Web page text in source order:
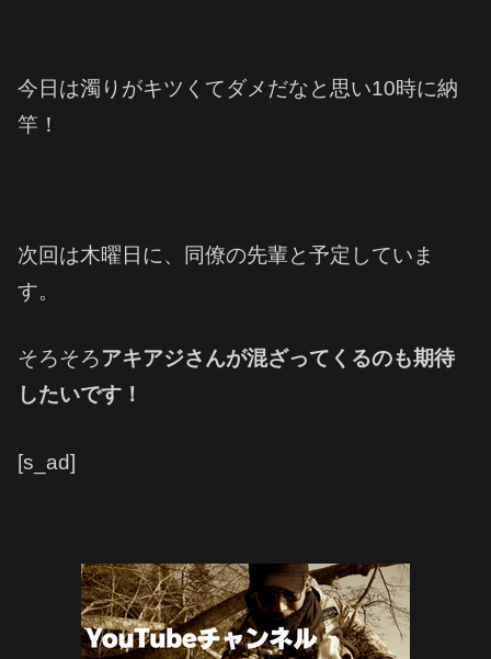
今日は濁りがキツくてダメだなと思い10時に納
竿！
次回は木曜日に、同僚の先輩と予定していま
す。
そろそろアキアジさんが混ざってくるのも期待
したいです！
[s_ad]